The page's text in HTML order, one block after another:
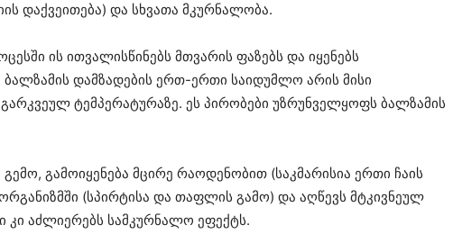
დაქვეითება) და სხვათა მკურნალობა.
ის ითვალისწინებს მთვარის ფაზებს და იყენებს
დამზადების ერთ-ერთი საიდუმლო არის მისი
ტემპერატურაზე. ეს პირობები უზრუნველყოფს ბალზამის
გემო, გამოიყენება მცირე რაოდენობით (საკმარისია ერთი ჩაის
(სპირტისა და თაფლის გამო) და აღწევს მტკივნეულ
აძლიერებს სამკურნალო ეფექტს.